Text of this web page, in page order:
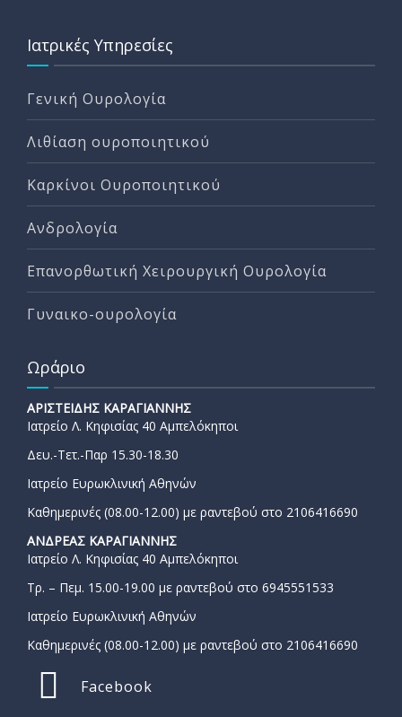
Ιατρικές Υπηρεσίες
Γενική Ουρολογία
Λιθίαση ουροποιητικού
Καρκίνοι Ουροποιητικού
Ανδρολογία
Επανορθωτική Χειρουργική Ουρολογία
Γυναικο-ουρολογία
Ωράριο
ΑΡΙΣΤΕΙΔΗΣ ΚΑΡΑΓΙΑΝΝΗΣ
Ιατρείο Λ. Κηφισίας 40 Αμπελόκηποι
Δευ.-Τετ.-Παρ 15.30-18.30
Ιατρείο Ευρωκλινική Αθηνών
Καθημερινές (08.00-12.00) με ραντεβού στο 2106416690
ΑΝΔΡΕΑΣ ΚΑΡΑΓΙΑΝΝΗΣ
Ιατρείο Λ. Κηφισίας 40 Αμπελόκηποι
Τρ. – Πεμ. 15.00-19.00 με ραντεβού στο 6945551533
Ιατρείο Ευρωκλινική Αθηνών
Καθημερινές (08.00-12.00) με ραντεβού στο 2106416690
Facebook